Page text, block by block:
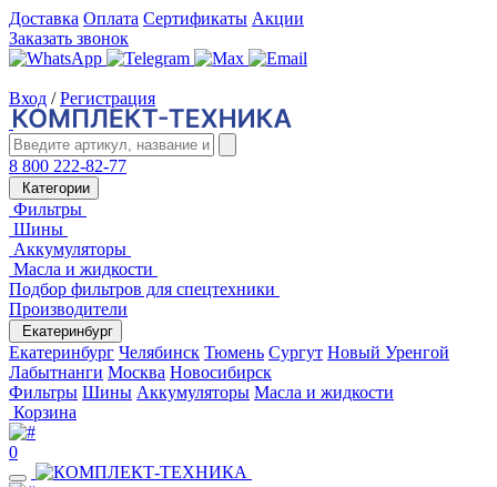
Доставка Оплата Сертификаты Акции
Заказать звонок
Вход / Регистрация
8 800 222-82-77
Категории
Фильтры
Шины
Аккумуляторы
Масла и жидкости
Подбор фильтров для спецтехники
Производители
Екатеринбург
Екатеринбург Челябинск Тюмень Сургут Новый Уренгой
Лабытнанги Москва Новосибирск
Фильтры Шины Аккумуляторы Масла и жидкости
Корзина
0